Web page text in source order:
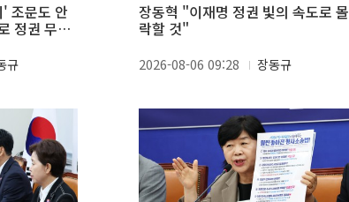
조문도 안
정권 무너
규
장동혁 "이재명 정권 빛의 속도로 몰
락할 것"
2026-08-06 09:28 장동규